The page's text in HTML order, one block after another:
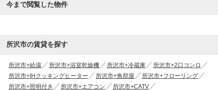
今まで閲覧した物件
所沢市の賃貸を探す
所沢市+給湯 所沢市+浴室乾燥機 所沢市+冷蔵庫
所沢市+2口コンロ
所沢市+IHクッキングヒーター
所沢市+角部屋
所沢市+フローリング
所沢市+照明付き
所沢市+エアコン
所沢市+CATV